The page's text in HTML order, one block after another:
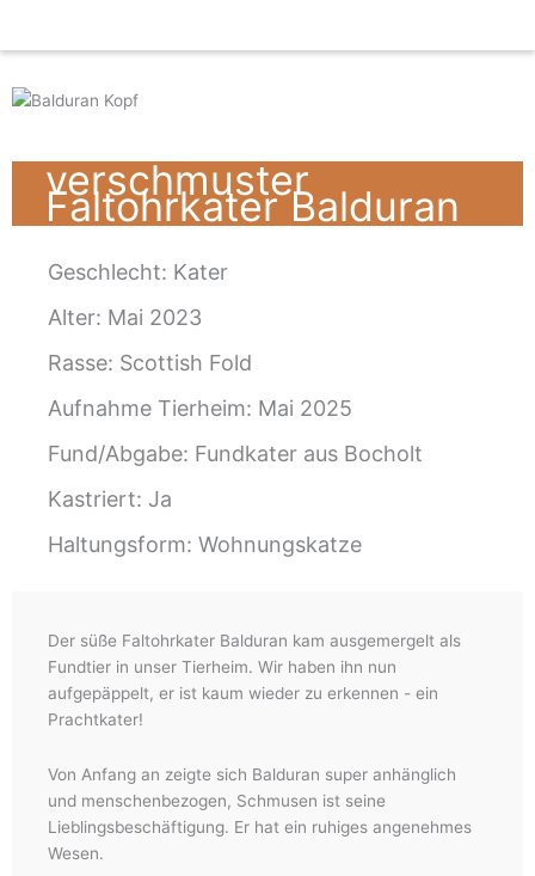
verschmuster
Faltohrkater Balduran
Geschlecht: Kater
Alter: Mai 2023
Rasse: Scottish Fold
Aufnahme Tierheim: Mai 2025
Fund/Abgabe: Fundkater aus Bocholt
Kastriert: Ja
Haltungsform: Wohnungskatze
Der süße Faltohrkater Balduran kam ausgemergelt als
Fundtier in unser Tierheim. Wir haben ihn nun
aufgepäppelt, er ist kaum wieder zu erkennen - ein
Prachtkater!
Von Anfang an zeigte sich Balduran super anhänglich
und menschenbezogen, Schmusen ist seine
Lieblingsbeschäftigung. Er hat ein ruhiges angenehmes
Wesen.